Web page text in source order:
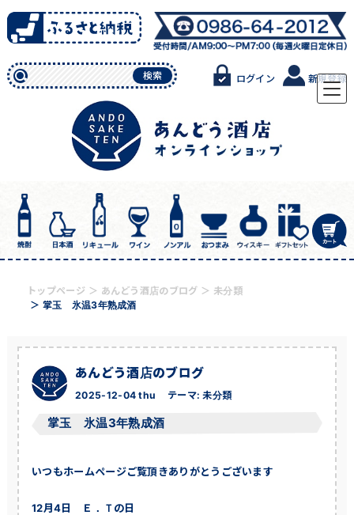
content
検索 ログイン 新規登録
トップページ あんどう酒店のブログ
未分類
掌玉 氷温3年熟成酒
掌玉 氷温3年熟成酒
あんどう酒店のブログ
2025-12-04 thu テーマ:未分類
いつもホームページご覧頂きありがとうございます
12月4日 Ｅ．Ｔの日